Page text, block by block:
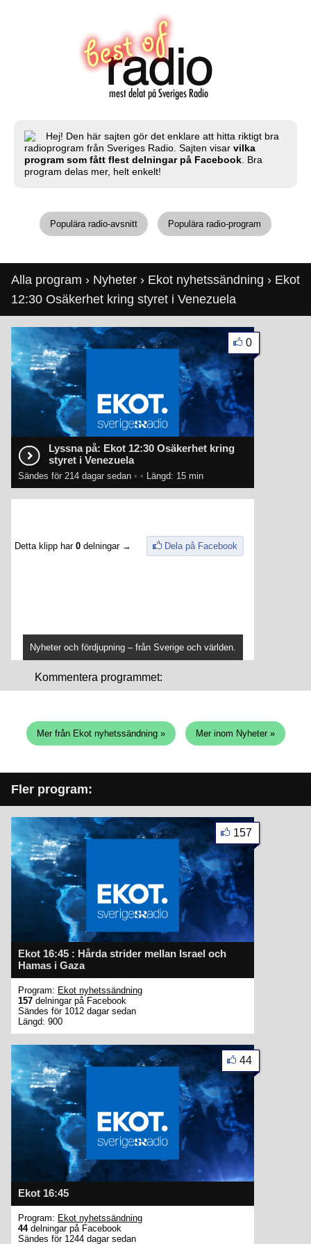
Hej! Den här sajten gör det enklare att hitta riktigt bra
radioprogram från Sveriges Radio. Sajten visar vilka
program som fått flest delningar på Facebook . Bra
program delas mer, helt enkelt!
Populära radio-avsnitt Populära radio-program
Alla program › Nyheter › Ekot nyhetssändning › Ekot
12:30 Osäkerhet kring styret i Venezuela
Lyssna på: Ekot 12:30 Osäkerhet kring
styret i Venezuela
Sändes för 214 dagar sedan • • Längd: 15 min
0
Detta klipp har 0 delningar → Dela på Facebook
Nyheter och fördjupning – från Sverige och världen.
Kommentera programmet:
Mer från Ekot nyhetssändning » Mer inom Nyheter »
Fler program:
Ekot 16:45 : Hårda strider mellan Israel och
Hamas i Gaza
157
Program: Ekot nyhetssändning
157 delningar på Facebook
Sändes för 1012 dagar sedan
Längd: 900
Ekot 16:45
44
Program: Ekot nyhetssändning
44delningar på Facebook
Sändes för 1244 dagar sedan